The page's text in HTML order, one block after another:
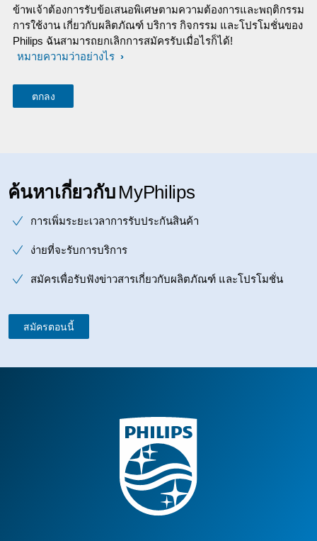
ข้าพเจ้าต้องการรับข้อเสนอพิเศษตามความต้องการและพฤติกรรม
การใช้งาน เกี่ยวกับผลิตภัณฑ์ บริการ กิจกรรม และโปรโมชั่นของ
Philips ฉันสามารถยกเลิกการสมัครรับเมื่อไรก็ได้!
หมายความว่าอย่างไร
ค้นหาเกี่ยวกับ MyPhilips
การเพิ่มระยะเวลาการรับประกันสินค้า
ง่ายที่จะรับการบริการ
สมัครเพื่อรับฟังข่าวสารเกี่ยวกับผลิตภัณฑ์ และโปรโมชั่น
สมัครตอนนี้